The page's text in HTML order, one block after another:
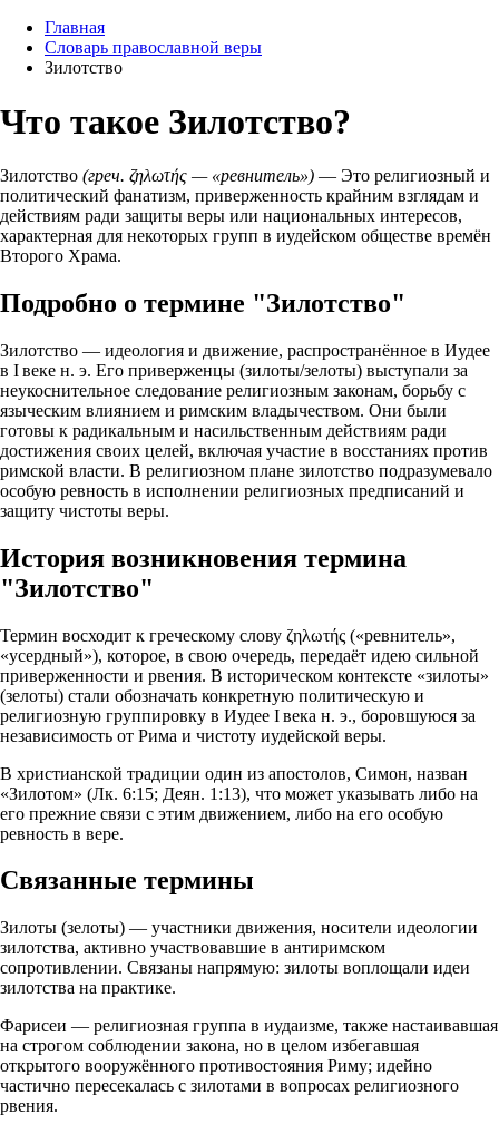
Главная
Словарь православной веры
Зилотство
Что такое Зилотство?
Зилотство (греч. ζηλωτής — «ревнитель») — Это религиозный и
политический фанатизм, приверженность крайним взглядам и
действиям ради защиты веры или национальных интересов,
характерная для некоторых групп в иудейском обществе времён
Второго Храма.
Подробно о термине "Зилотство"
Зилотство — идеология и движение, распространённое в Иудее
в I веке н. э. Его приверженцы (зилоты/зелоты) выступали за
неукоснительное следование религиозным законам, борьбу с
языческим влиянием и римским владычеством. Они были
готовы к радикальным и насильственным действиям ради
достижения своих целей, включая участие в восстаниях против
римской власти. В религиозном плане зилотство подразумевало
особую ревность в исполнении религиозных предписаний и
защиту чистоты веры.
История возникновения термина
"Зилотство"
Термин восходит к греческому слову ζηλωτής («ревнитель»,
«усердный»), которое, в свою очередь, передаёт идею сильной
приверженности и рвения. В историческом контексте «зилоты»
(зелоты) стали обозначать конкретную политическую и
религиозную группировку в Иудее I века н. э., боровшуюся за
независимость от Рима и чистоту иудейской веры.
В христианской традиции один из апостолов, Симон, назван
«Зилотом» (Лк. 6:15; Деян. 1:13), что может указывать либо на
его прежние связи с этим движением, либо на его особую
ревность в вере.
Связанные термины
Зилоты (зелоты) — участники движения, носители идеологии
зилотства, активно участвовавшие в антиримском
сопротивлении. Связаны напрямую: зилоты воплощали идеи
зилотства на практике.
Фарисеи — религиозная группа в иудаизме, также настаивавшая
на строгом соблюдении закона, но в целом избегавшая
открытого вооружённого противостояния Риму; идейно
частично пересекалась с зилотами в вопросах религиозного
рвения.